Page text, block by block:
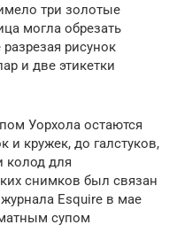
три золотые
могла обрезать
рисунок
и две этикетки
Уорхола остаются
и кружек, до галстуков,
колод для
снимков был связан
Esquire в мае
супом